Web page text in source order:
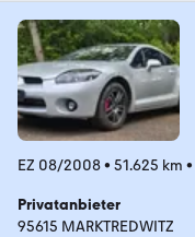
EZ 08/2008• 51.625 km •
Privatanbieter
95615 MARKTREDWITZ